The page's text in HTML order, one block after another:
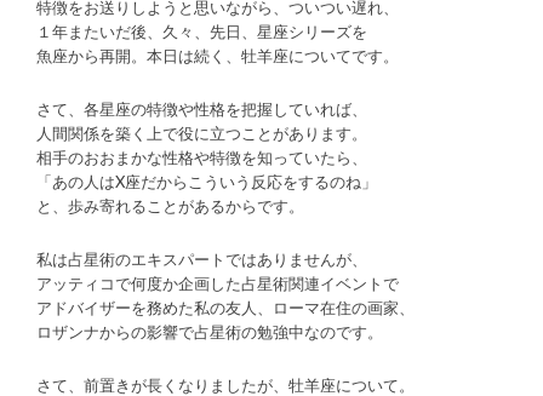
特徴をお送りしようと思いながら、ついつい遅れ、
１年またいだ後、久々、先日、星座シリーズを
魚座から再開。本日は続く、牡羊座についてです。
さて、各星座の特徴や性格を把握していれば、
人間関係を築く上で役に立つことがあります。
相手のおおまかな性格や特徴を知っていたら、
「あの人はX座だからこういう反応をするのね」
と、歩み寄れることがあるからです。
私は占星術のエキスパートではありませんが、
アッティコで何度か企画した占星術関連イベントで
アドバイザーを務めた私の友人、ローマ在住の画家、
ロザンナからの影響で占星術の勉強中なのです。
さて、前置きが長くなりましたが、牡羊座について。